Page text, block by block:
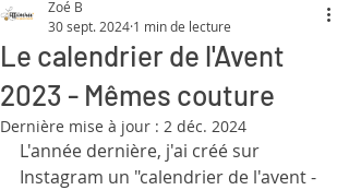
Le calendrier de l'Avent
2023 - Mêmes couture
Zoé B
30 sept. 2024 1 min de lecture
Dernière mise à jour : 2 déc. 2024
L'année dernière, j'ai créé sur
Instagram un "calendrier de l'avent -